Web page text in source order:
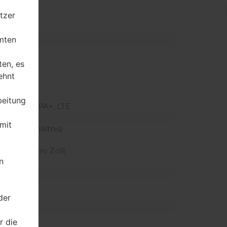
HSPA+, LTE
Verhältnis)
Pixel pro Zoll)
es
die